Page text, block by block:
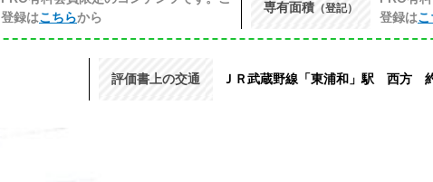
登録はこちらから
専有面積（登記）
登録はこ
評価書上の交通 ＪＲ武蔵野線「東浦和」駅 西方